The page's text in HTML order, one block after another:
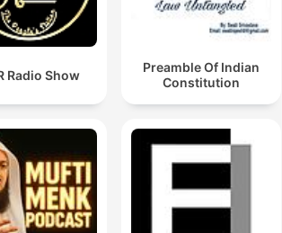
Radio Show
Preamble Of Indian
Constitution